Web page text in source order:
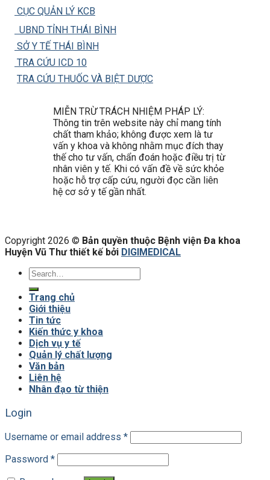
CỤC QUẢN LÝ KCB
UBND TỈNH THÁI BÌNH
SỞ Y TẾ THÁI BÌNH
TRA CỨU ICD 10
TRA CỨU THUỐC VÀ BIỆT DƯỢC
MIỄN TRỪ TRÁCH NHIỆM PHÁP LÝ:
Thông tin trên website này chỉ mang tính
chất tham khảo; không được xem là tư
vấn y khoa và không nhằm mục đích thay
thế cho tư vấn, chẩn đoán hoặc điều trị từ
nhân viên y tế. Khi có vấn đề về sức khỏe
hoặc hỗ trợ cấp cứu, người đọc cần liên
hệ cơ sở y tế gần nhất.
Copyright 2026 © Bản quyền thuộc Bệnh viện Đa khoa
Huyện Vũ Thư thiết kế bởi DIGIMEDICAL
Trang chủ
Giới thiệu
Tin tức
Kiến thức y khoa
Dịch vụ y tế
Quản lý chất lượng
Văn bản
Liên hệ
Nhân đạo từ thiện
Login
Username or email address *
Password *